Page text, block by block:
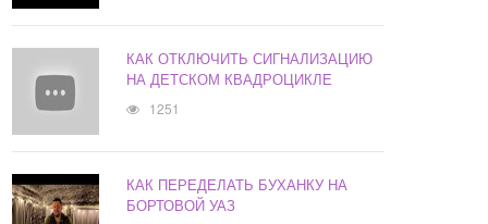
КАК ОТКЛЮЧИТЬ СИГНАЛИЗАЦИЮ
НА ДЕТСКОМ КВАДРОЦИКЛЕ
1251
КАК ПЕРЕДЕЛАТЬ БУХАНКУ НА
БОРТОВОЙ УАЗ